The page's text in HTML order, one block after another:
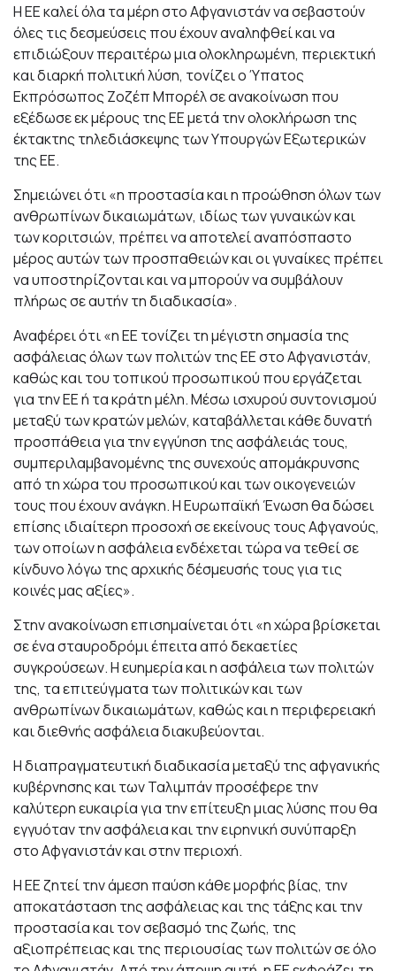
Η ΕΕ καλεί όλα τα μέρη στο Αφγανιστάν να σεβαστούν
όλες τις δεσμεύσεις που έχουν αναληφθεί και να
επιδιώξουν περαιτέρω μια ολοκληρωμένη, περιεκτική
και διαρκή πολιτική λύση, τονίζει ο Ύπατος
Εκπρόσωπος Ζοζέπ Μπορέλ σε ανακοίνωση που
εξέδωσε εκ μέρους της ΕΕ μετά την ολοκλήρωση της
έκτακτης τηλεδιάσκεψης των Υπουργών Εξωτερικών
της ΕΕ.
Σημειώνει ότι «η προστασία και η προώθηση όλων των
ανθρωπίνων δικαιωμάτων, ιδίως των γυναικών και
των κοριτσιών, πρέπει να αποτελεί αναπόσπαστο
μέρος αυτών των προσπαθειών και οι γυναίκες πρέπει
να υποστηρίζονται και να μπορούν να συμβάλουν
πλήρως σε αυτήν τη διαδικασία».
Αναφέρει ότι «η ΕΕ τονίζει τη μέγιστη σημασία της
ασφάλειας όλων των πολιτών της ΕΕ στο Αφγανιστάν,
καθώς και του τοπικού προσωπικού που εργάζεται
για την ΕΕ ή τα κράτη μέλη. Μέσω ισχυρού συντονισμού
μεταξύ των κρατών μελών, καταβάλλεται κάθε δυνατή
προσπάθεια για την εγγύηση της ασφάλειάς τους,
συμπεριλαμβανομένης της συνεχούς απομάκρυνσης
από τη χώρα του προσωπικού και των οικογενειών
τους που έχουν ανάγκη. Η Ευρωπαϊκή Ένωση θα δώσει
επίσης ιδιαίτερη προσοχή σε εκείνους τους Αφγανούς,
των οποίων η ασφάλεια ενδέχεται τώρα να τεθεί σε
κίνδυνο λόγω της αρχικής δέσμευσής τους για τις
κοινές μας αξίες».
Στην ανακοίνωση επισημαίνεται ότι «η χώρα βρίσκεται
σε ένα σταυροδρόμι έπειτα από δεκαετίες
συγκρούσεων. Η ευημερία και η ασφάλεια των πολιτών
της, τα επιτεύγματα των πολιτικών και των
ανθρωπίνων δικαιωμάτων, καθώς και η περιφερειακή
και διεθνής ασφάλεια διακυβεύονται.
Η διαπραγματευτική διαδικασία μεταξύ της αφγανικής
κυβέρνησης και των Ταλιμπάν προσέφερε την
καλύτερη ευκαιρία για την επίτευξη μιας λύσης που θα
εγγυόταν την ασφάλεια και την ειρηνική συνύπαρξη
στο Αφγανιστάν και στην περιοχή.
Η ΕΕ ζητεί την άμεση παύση κάθε μορφής βίας, την
αποκατάσταση της ασφάλειας και της τάξης και την
προστασία και τον σεβασμό της ζωής, της
αξιοπρέπειας και της περιουσίας των πολιτών σε όλο